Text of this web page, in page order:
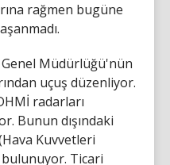
rağmen bugüne
Müdürlüğü'nün
uçuş düzenliyor.
radarları
Bunun dışındaki
Kuvvetleri
bulunuyor. Ticari